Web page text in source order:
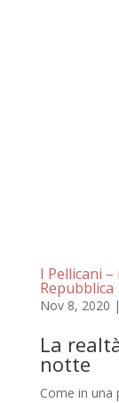
I Pellicani
Repubblica
Nov 8, 2020 |
La
notte
Come in una